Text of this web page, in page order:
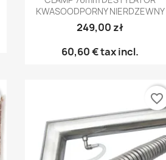
KWASOODPORNY NIERDZEWNY
249,00 zł
60,60 €tax incl.
favorite_border